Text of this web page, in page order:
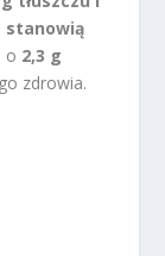
stanowią
o 2,3 g
zdrowia.